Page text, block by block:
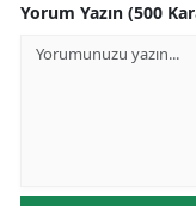
Yorum Yazın (500